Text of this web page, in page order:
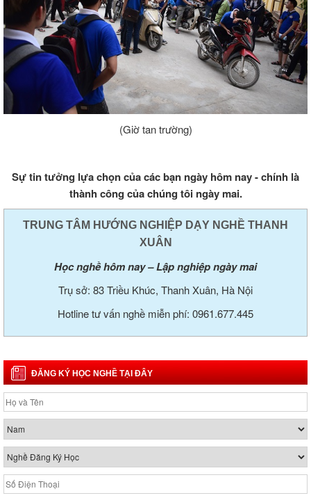
(Giờ tan trường)
Sự tin tưởng lựa chọn của các bạn ngày hôm nay - chính là
thành công của chúng tôi ngày mai.
TRUNG TÂM HƯỚNG NGHIỆP DẠY NGHỀ THANH
XUÂN
Học nghề hôm nay – Lập nghiệp ngày mai
Trụ sở: 83 Triều Khúc, Thanh Xuân, Hà Nội
Hotline tư vấn nghề miễn phí: 0961.677.445
ĐĂNG KÝ HỌC NGHỀ TẠI ĐÂY